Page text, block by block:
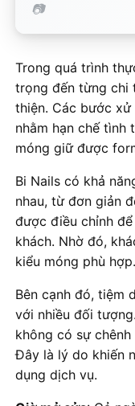
Trong quá trình
trọng đến từng chi
thiện. Các bước
nhằm hạn chế
móng giữ được
Bi Nails có khả
nhau, từ đơn giản
được điều chỉnh
khách. Nhờ đó,
kiểu móng phù hợp.
Bên cạnh đó, tiệm
với nhiều đối
không có sự
Đây là lý do khiến
dụng dịch vụ.